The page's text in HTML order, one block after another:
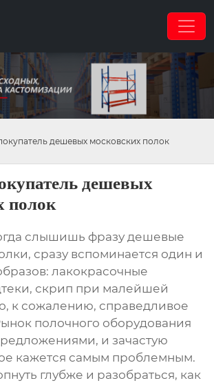
дешевых московских полок
дешевых
полок
слышишь фразудешевые
, сразу вспоминается один и
лакокрасочные
скрип при малейшей
к сожалению, справедливое
полочного оборудования
и зачастую
кажется самым проблемным.
глубже и разобраться, как